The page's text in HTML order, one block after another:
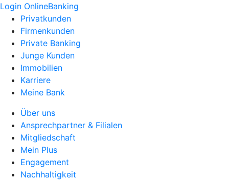
Login OnlineBanking
Privatkunden
Firmenkunden
Private Banking
Junge Kunden
Immobilien
Karriere
Meine Bank
Über uns
Ansprechpartner & Filialen
Mitgliedschaft
Mein Plus
Engagement
Nachhaltigkeit